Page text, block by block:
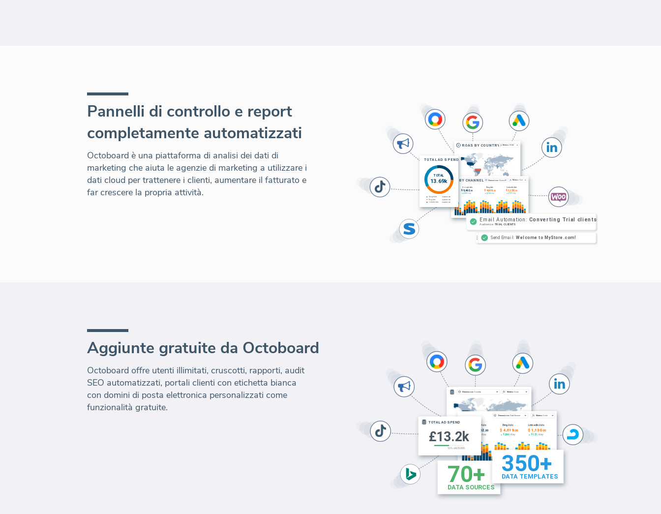
Pannelli di controllo e report
completamente automatizzati
Octoboard è una piattaforma di analisi dei dati di
marketing che aiuta le agenzie di marketing a utilizzare i
dati cloud per trattenere i clienti, aumentare il fatturato e
far crescere la propria attività.
Aggiunte gratuite da Octoboard
Octoboard offre utenti illimitati, cruscotti, rapporti, audit
SEO automatizzati, portali clienti con etichetta bianca
con domini di posta elettronica personalizzati come
funzionalità gratuite.